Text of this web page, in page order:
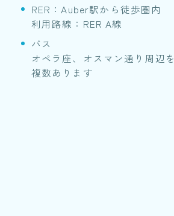
RER：Auber駅から徒歩圏内
利用路線：RER A線
バス
オペラ座、オスマン通り周辺
複数あります